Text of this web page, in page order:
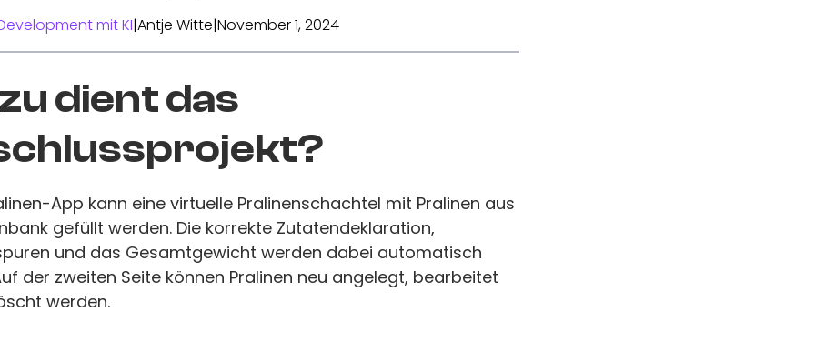
mit KI|Antje Witte|November 1, 2024
dient das
App kann eine virtuelle Pralinenschachtel mit Pralinen aus
gefüllt werden. Die korrekte Zutatendeklaration,
und das Gesamtgewicht werden dabei automatisch
der zweiten Seite können Pralinen neu angelegt, bearbeitet
werden.